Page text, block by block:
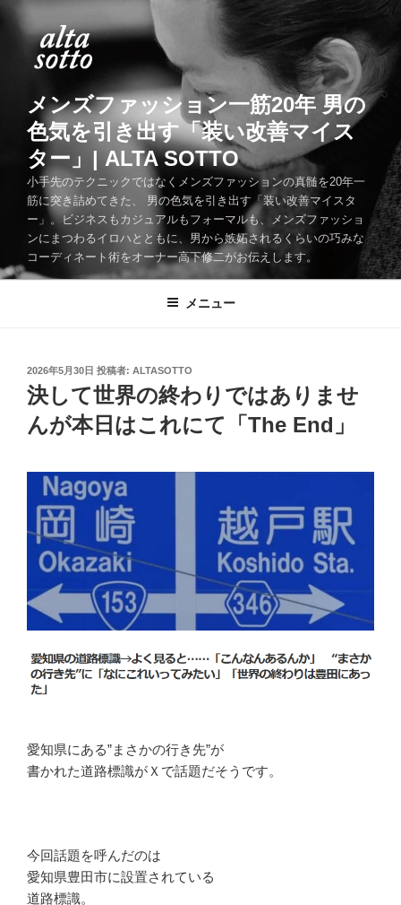
メンズファッション一筋20年 男の
色気を引き出す「装い改善マイス
ター」| ALTA SOTTO
小手先のテクニックではなくメンズファッションの真髄を20年一
筋に突き詰めてきた、 男の色気を引き出す「装い改善マイスタ
ー」。ビジネスもカジュアルもフォーマルも、メンズファッショ
ンにまつわるイロハとともに、男から嫉妬されるくらいの巧みな
コーディネート術をオーナー高下修二がお伝えします。
メニュー
投
稿
日:
2026年5月30日 投稿者: ALTASOTTO
決して世界の終わりではありませ
んが本日はこれにて「The End」
愛知県にある”まさかの行き先”が
書かれた道路標識がＸで話題だそうです。
今回話題を呼んだのは
愛知県豊田市に設置されている
道路標識。